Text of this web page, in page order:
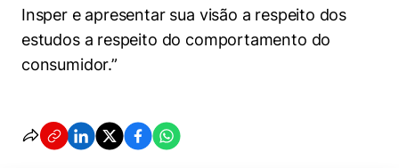
Insper e apresentar sua visão a respeito dos
estudos a respeito do comportamento do
consumidor.”